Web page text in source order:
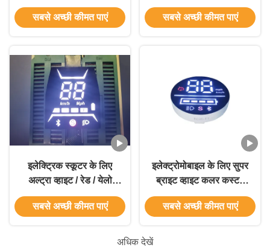
एलईडी डिस्प्ले
सबसे अच्छी कीमत पाएं
इलेक्ट्रिक स्कूटर के लिए
कॉमन एनोड
सबसे अच्छी कीमत पाएं
इलेक्ट्रिक स्कूटर के लिए
अल्ट्रा व्हाइट / रेड / येलो
कस्टमाइज्ड 7 सेगमेंट एलईडी
डिस्प्ले मॉड्यूल
सबसे अच्छी कीमत पाएं
इलेक्ट्रोमोबाइल के लिए सुपर
ब्राइट व्हाइट कलर कस्टम
सर्कुलर एलईडी डिस्प्ले 35
मिमी व्यास
सबसे अच्छी कीमत पाएं
अधिक देखें